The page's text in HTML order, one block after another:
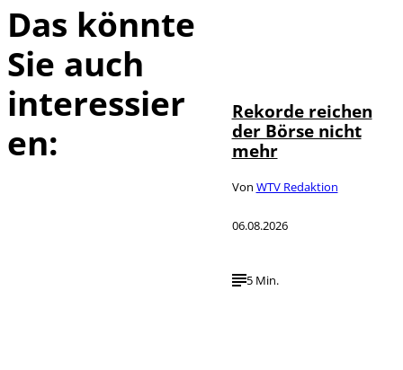
Das könnte
Sie auch
interessier
en:
Rekorde reichen
der Börse nicht
mehr
Von WTV Redaktion
06.08.2026
5 Min.